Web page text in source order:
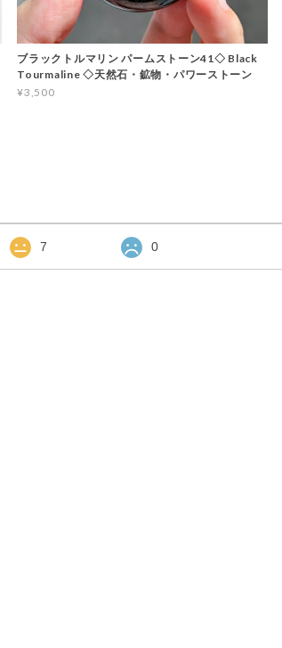
ブラックトルマリン パームストーン41◇ Black
Tourmaline ◇天然石・鉱物・パワーストーン
¥3,500
7 0